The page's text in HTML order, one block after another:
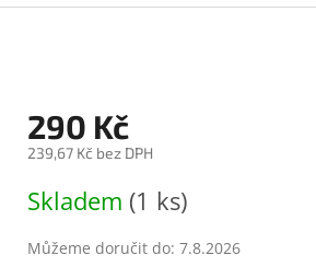
290 Kč
239,67 Kč bez DPH
cena:
Skladem (1 ks)
Můžeme doručit do: 7.8.2026